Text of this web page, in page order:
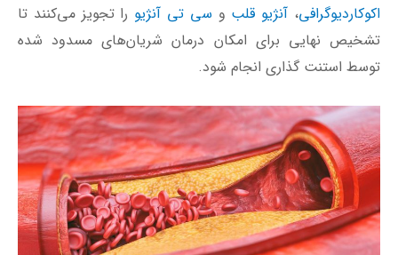
خطرات استنت گذاری عروق قلب
مشابه هر جراحی دیگری، عمل جراحی استنت گذاری با خطرات